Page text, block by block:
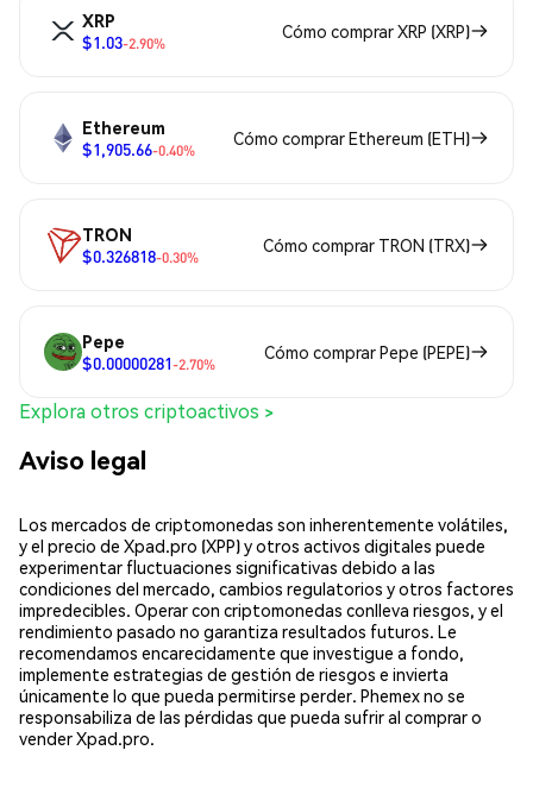
XRP
$1.03-2.90%
Cómo comprar XRP (XRP)
Ethereum
$1,905.66-0.40%
Cómo comprar Ethereum (ETH)
TRON
$0.326818-0.30%
Cómo comprar TRON (TRX)
Pepe
$0.00000281-2.70%
Cómo comprar Pepe (PEPE)
Explora otros criptoactivos >
Aviso legal
Los mercados de criptomonedas son inherentemente volátiles,
y el precio de Xpad.pro (XPP) y otros activos digitales puede
experimentar fluctuaciones significativas debido a las
condiciones del mercado, cambios regulatorios y otros factores
impredecibles. Operar con criptomonedas conlleva riesgos, y el
rendimiento pasado no garantiza resultados futuros. Le
recomendamos encarecidamente que investigue a fondo,
implemente estrategias de gestión de riesgos e invierta
únicamente lo que pueda permitirse perder. Phemex no se
responsabiliza de las pérdidas que pueda sufrir al comprar o
vender Xpad.pro.